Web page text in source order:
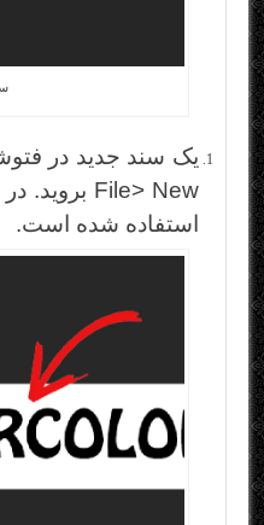
یک سند جدید در
استفاده شده است.